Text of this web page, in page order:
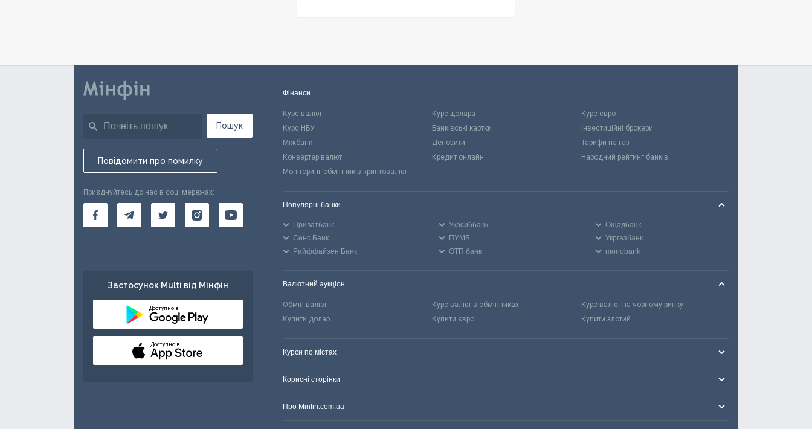
Пошук
Повідомити про помилку
Приєднуйтесь до нас в соц. мережах:
Застосунок Multi від Мінфін
Доступно в
Доступно в
Фінанси
Курс валют Курс долара
Курс євро
Курс НБУ
Банківські картки
Інвестиційні брокери
Міжбанк
Депозити
Тарифи на газ
Конвертер валют
Кредит онлайн
Народний рейтинг банків
Моніторинг обмінників криптовалют
Популярні банки
Приватбанк Укрсиббанк
Ощадбанк
Сенс Банк
ПУМБ
Укргазбанк
Райффайзен Банк
ОТП банк monobank
Валютний аукціон
Обмін валют Курс валют в обмінниках
Курс валют на чорному ринку
Купити долар
Купити євро Купити злотий
Курси по містах
Корисні сторінки
Про Minfin.com.ua